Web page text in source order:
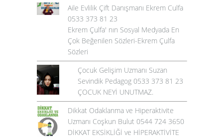
Aile Evlilik Çift Danışmanı Ekrem Culfa
0533 373 81 23
Ekrem Çulfa' nın Sosyal Medyada En
Çok Beğenilen Sözleri-Ekrem Çulfa
Sözleri
Çocuk Gelişim Uzmanı Suzan
Sevindik Pedagog 0533 373 81 23
ÇOCUK NEYİ UNUTMAZ.
Dikkat Odaklanma ve Hiperaktivite
Uzmanı Coşkun Bulut 0544 724 3650
DİKKAT EKSİKLİĞİ ve HİPERAKTİVİTE